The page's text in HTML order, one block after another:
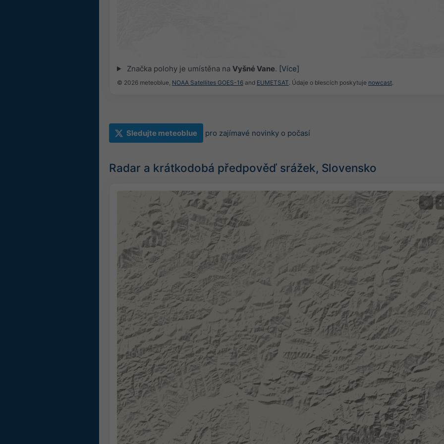
Značka polohy je umístěna na Vyšné Vane. [Více]
© 2026 meteoblue, NOAA Satellites GOES-16 and EUMETSAT. Údaje o blescích poskytuje nowcast.
Sledujte meteoblue pro zajímavé novinky o počasí
Radar a krátkodobá předpověď srážek, Slovensko
©